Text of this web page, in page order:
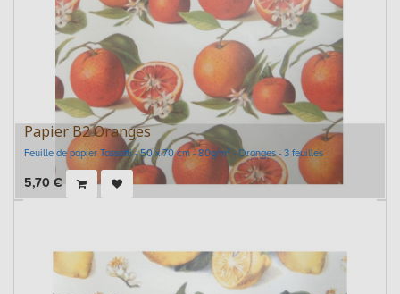
Papier B2 Oranges
Feuille de papier Tassotti - 50 x 70 cm - 80g/m² - Oranges - 3 feuilles
5,70 €